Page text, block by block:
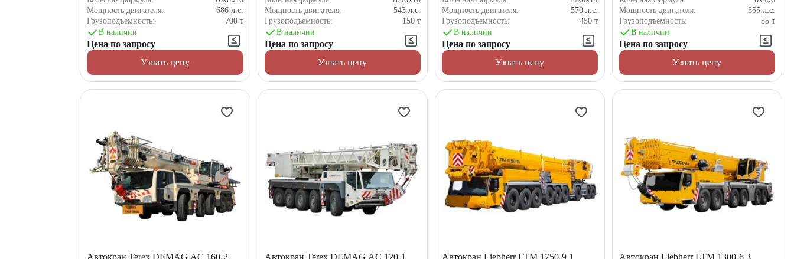
Мощность двигателя:
686 л.с.
Грузоподъемность:
700 т
В наличии
Цена по запросу
Узнать цену
Мощность двигателя:
543 л.с.
Грузоподъемность:
150 т
В наличии
Цена по запросу
Узнать цену
Мощность двигателя:
570 л.с.
Грузоподъемность:
450 т
В наличии
Цена по запросу
Узнать цену
Мощность двигателя:
355 л.с.
Грузоподъемность:
55 т
В наличии
Цена по запросу
Узнать цену
Автокран Terex DEMAG AC 160-2 Автокран Terex DEMAG AC 120-1 Автокран Liebherr LTM 1750-9.1 Автокран Liebherr LTM 1300-6.3